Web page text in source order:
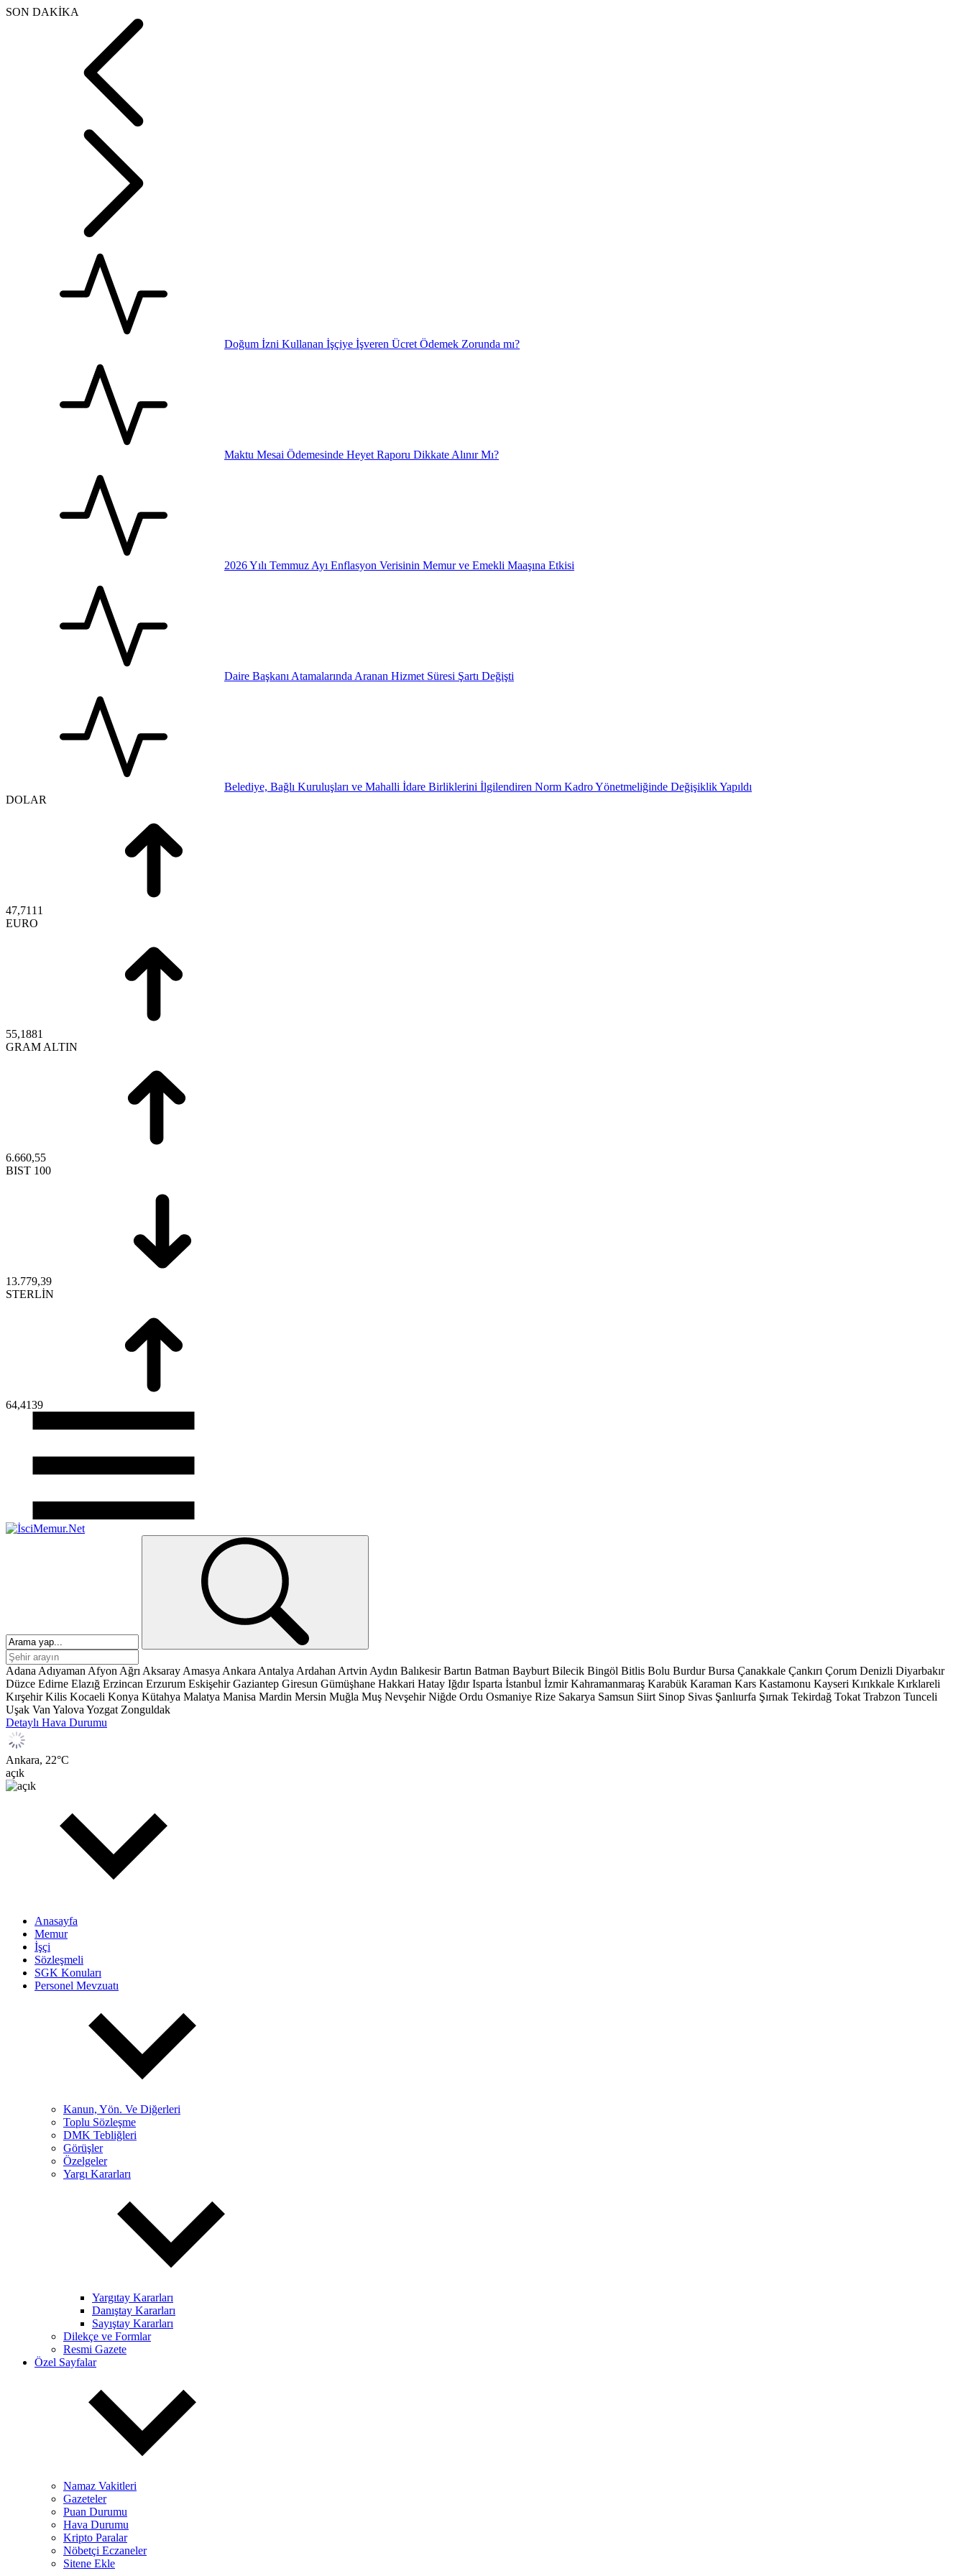
SON DAKİKA
Doğum İzni Kullanan İşçiye İşveren Ücret Ödemek Zorunda mı?
Maktu Mesai Ödemesinde Heyet Raporu Dikkate Alınır Mı?
2026 Yılı Temmuz Ayı Enflasyon Verisinin Memur ve Emekli Maaşına Etkisi
Daire Başkanı Atamalarında Aranan Hizmet Süresi Şartı Değişti
Belediye, Bağlı Kuruluşları ve Mahalli İdare Birliklerini İlgilendiren Norm Kadro Yönetmeliğinde Değişiklik Yapıldı
DOLAR
47,7111
EURO
55,1881
GRAM ALTIN
6.660,55
BIST 100
13.779,39
STERLİN
64,4139
Adana Adıyaman Afyon Ağrı Aksaray Amasya Ankara Antalya Ardahan Artvin Aydın Balıkesir Bartın Batman Bayburt Bilecik Bingöl Bitlis Bolu Burdur Bursa Çanakkale Çankırı Çorum Denizli Diyarbakır
Düzce Edirne Elazığ Erzincan Erzurum Eskişehir Gaziantep Giresun Gümüşhane Hakkari Hatay Iğdır Isparta İstanbul İzmir Kahramanmaraş Karabük Karaman Kars Kastamonu Kayseri Kırıkkale Kırklareli
Kırşehir Kilis Kocaeli Konya Kütahya Malatya Manisa Mardin Mersin Muğla Muş Nevşehir Niğde Ordu Osmaniye Rize Sakarya Samsun Siirt Sinop Sivas Şanlıurfa Şırnak Tekirdağ Tokat Trabzon Tunceli
Uşak Van Yalova Yozgat Zonguldak
Detaylı Hava Durumu
Ankara, 22°C
açık
Anasayfa
Memur
İşçi
Sözleşmeli
SGK Konuları
Personel Mevzuatı
Kanun, Yön. Ve Diğerleri
Toplu Sözleşme
DMK Tebliğleri
Görüşler
Özelgeler
Yargı Kararları
Yargıtay Kararları
Danıştay Kararları
Sayıştay Kararları
Dilekçe ve Formlar
Resmi Gazete
Özel Sayfalar
Namaz Vakitleri
Gazeteler
Puan Durumu
Hava Durumu
Kripto Paralar
Nöbetçi Eczaneler
Sitene Ekle